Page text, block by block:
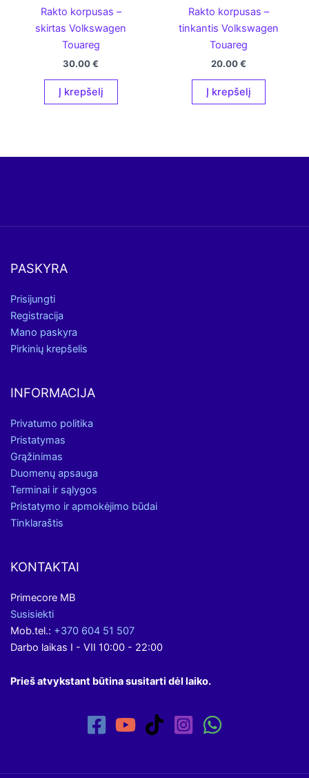
Rakto korpusas –
skirtas Volkswagen
Touareg
30.00€
Į krepšelį
Rakto korpusas –
tinkantis Volkswagen
Touareg
20.00€
Į krepšelį
PASKYRA
Prisijungti
Registracija
Mano paskyra
Pirkinių krepšelis
INFORMACIJA
Privatumo politika
Pristatymas
Grąžinimas
Duomenų apsauga
Terminai ir sąlygos
Pristatymo ir apmokėjimo būdai
Tinklaraštis
KONTAKTAI
Primecore MB
Susisiekti
Mob.tel.: +370 604 51 507
Darbo laikas I - VII 10:00 - 22:00
Prieš atvykstant būtina susitarti dėl laiko.